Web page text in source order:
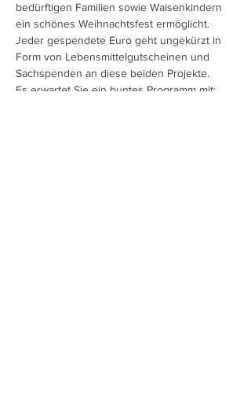
bedürftigen Familien sowie Waisenkindern
ein schönes Weihnachtsfest ermöglicht.
Jeder gespendete Euro geht ungekürzt in
Form von Lebensmittelgutscheinen und
Sachspenden an diese beiden Projekte.
Es erwartet Sie ein buntes Programm mit: